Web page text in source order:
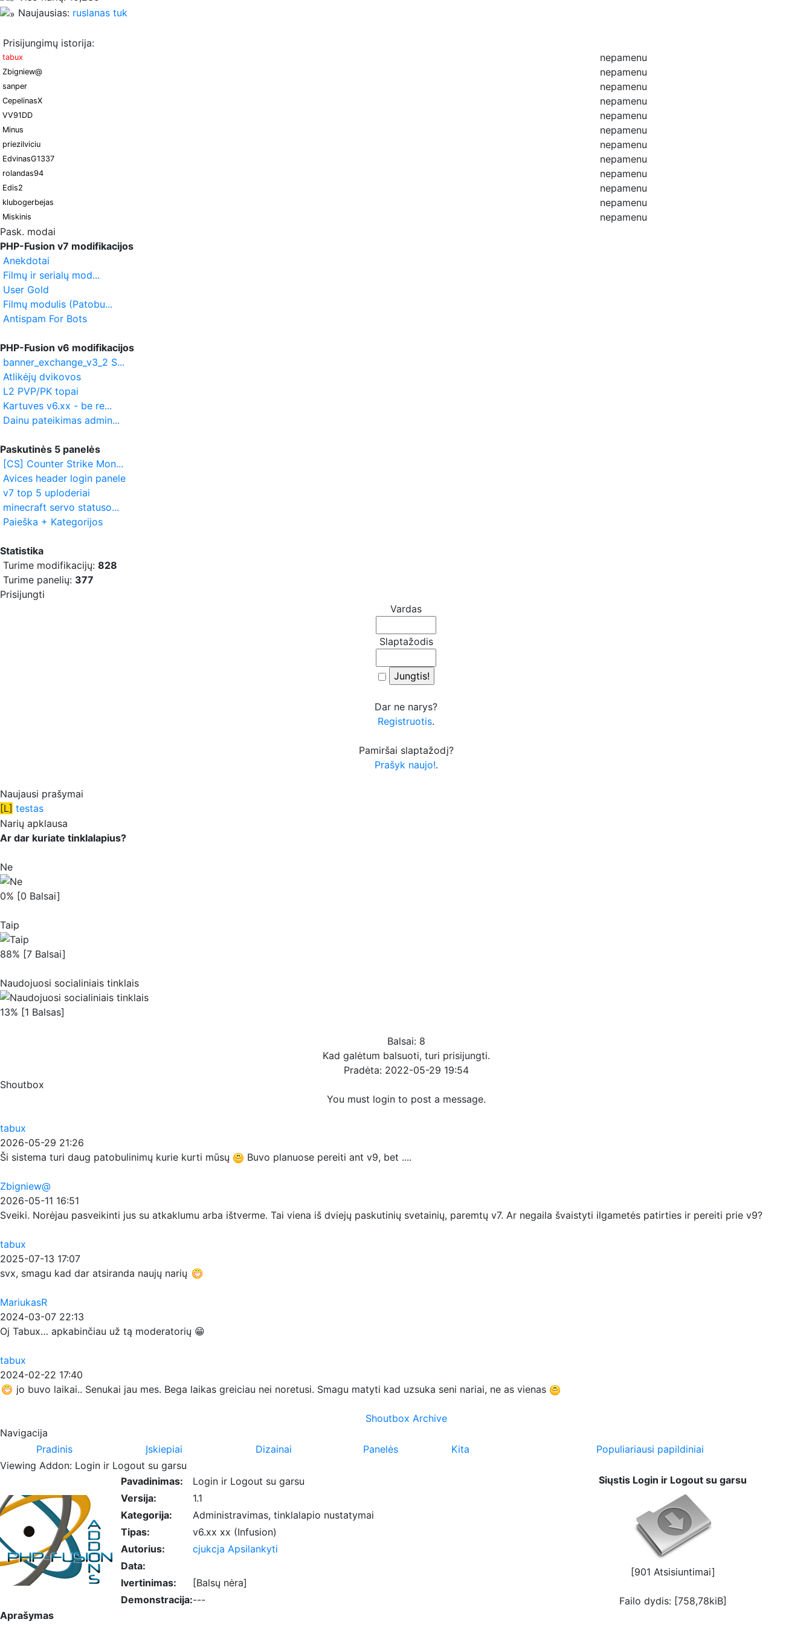
Naujausias: ruslanas tuk
Prisijungimų istorija:
tabux nepamenu
Zbigniew@ nepamenu
sanper nepamenu
CepelinasX nepamenu
VV91DD nepamenu
Minus nepamenu
priezilviciu nepamenu
EdvinasG1337 nepamenu
rolandas94 nepamenu
Edis2 nepamenu
klubogerbejas nepamenu
Miskinis
nepamenu
Pask. modai
PHP-Fusion v7 modifikacijos
Anekdotai
Filmų ir serialų mod...
User Gold
Filmų modulis (Patobu...
Antispam For Bots
PHP-Fusion v6 modifikacijos
banner_exchange_v3_2 S...
Atlikėjų dvikovos
L2 PVP/PK topai
Kartuves v6.xx - be re...
Dainu pateikimas admin...
Paskutinės 5 panelės
[CS] Counter Strike Mon...
Avices header login panele
v7 top 5 uploderiai
minecraft servo statuso...
Paieška + Kategorijos
Statistika
Turime modifikacijų: 828
Turime panelių: 377
Prisijungti
Vardas
Slaptažodis
Dar ne narys?
Registruotis.
Pamiršai slaptažodį?
Prašyk naujo!.
Naujausi prašymai
[L] testas
Narių apklausa
Ar dar kuriate tinklalapius?
Ne
0% [0 Balsai]
Taip
88% [7 Balsai]
Naudojuosi socialiniais tinklais
13% [1 Balsas]
Balsai: 8
Kad galėtum balsuoti, turi prisijungti.
Pradėta: 2022-05-29 19:54
Shoutbox
You must login to post a message.
tabux
2026-05-29 21:26
Ši sistema turi daug patobulinimų kurie kurti mūsų
Buvo planuose pereiti ant v9, bet ....
Zbigniew@
2026-05-11 16:51
Sveiki. Norėjau pasveikinti jus su atkaklumu arba ištverme. Tai viena iš dviejų paskutinių svetainių, paremtų v7. Ar negaila švaistyti ilgametės patirties ir pereiti prie v9?
tabux
2025-07-13 17:07
svx, smagu kad dar atsiranda naujų narių
MariukasR
2024-03-07 22:13
Oj Tabux… apkabinčiau už tą moderatorių 😁
tabux
2024-02-22 17:40
jo buvo laikai.. Senukai jau mes. Bega laikas greiciau nei noretusi. Smagu matyti kad uzsuka seni nariai, ne as vienas
Shoutbox Archive
Navigacija
Pradinis
Įskiepiai Dizainai Panelės Kita
Populiariausi papildiniai
Viewing Addon: Login ir Logout su garsu
Pavadinimas:
Login ir Logout su garsu Siųstis Login ir Logout su garsu
[901 Atsisiuntimai]
Failo dydis: [758,78kiB]
Versija:
1.1
Kategorija:
Administravimas, tinklalapio nustatymai
Tipas:
v6.xx xx (Infusion)
Autorius:
cjukcja Apsilankyti
Data:
Ivertinimas:
[Balsų nėra]
Demonstracija:---
Aprašymas